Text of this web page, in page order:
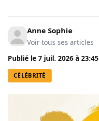
Anne Sophie
Voir tous ses articles
Publié le 7 juil. 2026 à 23:45
CÉLÉBRITÉ